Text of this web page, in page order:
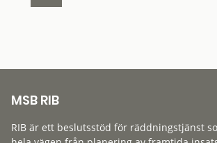
MSB RIB
RIB är ett beslutsstöd för räddningstjänst